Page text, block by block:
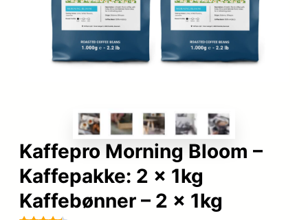
Kaffepro Morning Bloom –
Kaffepakke: 2 x 1kg
Kaffebønner – 2 x 1kg